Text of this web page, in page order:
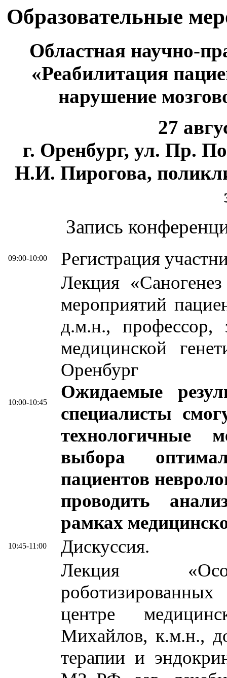
Образовательные
Областная научно-
«Реабилитация
нарушение
27
г. Оренбург, ул. Пр.
Н.И. Пирогова,
Запись
09:00-10:00 Регистрация
10:00-10:45
Лекция
мероприятий
д.м.н., профессор,
медицинской
Оренбург
Ожидаемые
специалисты
технологичные
выбора
пациентов
проводить
рамках
10:45-11:00
Дискуссия.
Лекция
центре
Михайлов, к.м.н.,
терапии и